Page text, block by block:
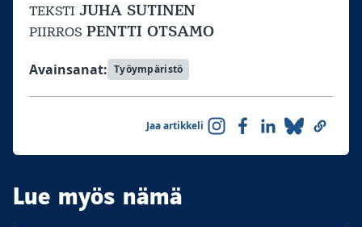
TEKSTI JUHA SUTINEN
PIIRROS PENTTI OTSAMO
Avainsanat: Työympäristö
Jaa artikkeli
Lue myös nämä